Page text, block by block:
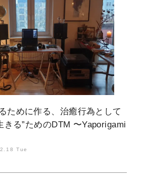
ために作る、治癒行為として
きる”ためのDTM 〜Yaporigami
Tue